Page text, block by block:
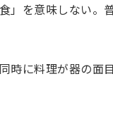
」を意味しない。
時に料理が器の面